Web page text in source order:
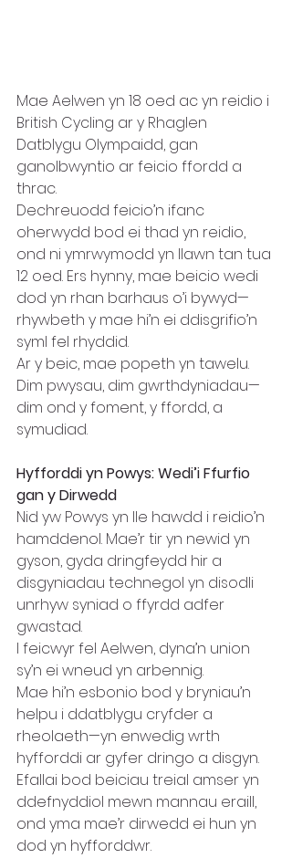
Mae Aelwen yn 18 oed ac yn reidio i
British Cycling ar y Rhaglen
Datblygu Olympaidd, gan
ganolbwyntio ar feicio ffordd a
thrac.
Dechreuodd feicio’n ifanc
oherwydd bod ei thad yn reidio,
ond ni ymrwymodd yn llawn tan tua
12 oed. Ers hynny, mae beicio wedi
dod yn rhan barhaus o’i bywyd—
rhywbeth y mae hi’n ei ddisgrifio’n
syml fel rhyddid.
Ar y beic, mae popeth yn tawelu.
Dim pwysau, dim gwrthdyniadau—
dim ond y foment, y ffordd, a
symudiad.
Hyfforddi yn Powys: Wedi’i Ffurfio
gan y Dirwedd
Nid yw Powys yn lle hawdd i reidio’n
hamddenol. Mae’r tir yn newid yn
gyson, gyda dringfeydd hir a
disgyniadau technegol yn disodli
unrhyw syniad o ffyrdd adfer
gwastad.
I feicwyr fel Aelwen, dyna’n union
sy’n ei wneud yn arbennig.
Mae hi’n esbonio bod y bryniau’n
helpu i ddatblygu cryfder a
rheolaeth—yn enwedig wrth
hyfforddi ar gyfer dringo a disgyn.
Efallai bod beiciau treial amser yn
ddefnyddiol mewn mannau eraill,
ond yma mae’r dirwedd ei hun yn
dod yn hyfforddwr.